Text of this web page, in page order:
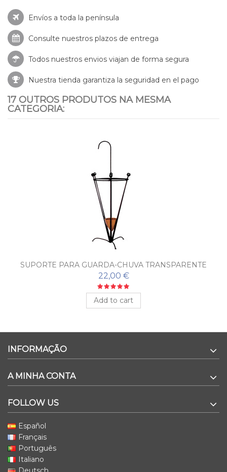
Envíos a toda la península
Consulte nuestros plazos de entrega
Todos nuestros envios viajan de forma segura
Nuestra tienda garantiza la seguridad en el pago
17 OUTROS PRODUTOS NA MESMA
CATEGORIA:
SUPORTE PARA GUARDA-CHUVA TRANSPARENTE
22,00 €
Add to cart
INFORMAÇÃO
A MINHA CONTA
FOLLOW US
Español
Français
Português
Italiano